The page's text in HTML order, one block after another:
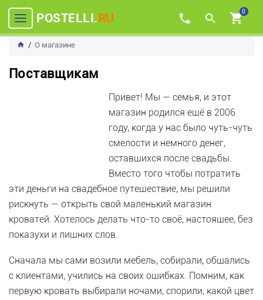
POSTELLI.RU 0
О магазине
Поставщикам
Привет! Мы — семья, и этот
магазин родился ещё в 2006
году, когда у нас было чуть-чуть
смелости и немного денег,
оставшихся после свадьбы.
Вместо того чтобы потратить
эти деньги на свадебное путешествие, мы решили
рискнуть — открыть свой маленький магазин
кроватей. Хотелось делать что-то своё, настоящее, без
показухи и лишних слов.
Сначала мы сами возили мебель, собирали, общались
с клиентами, учились на своих ошибках. Помним, как
первую кровать выбирали ночами, спорили, какой цвет